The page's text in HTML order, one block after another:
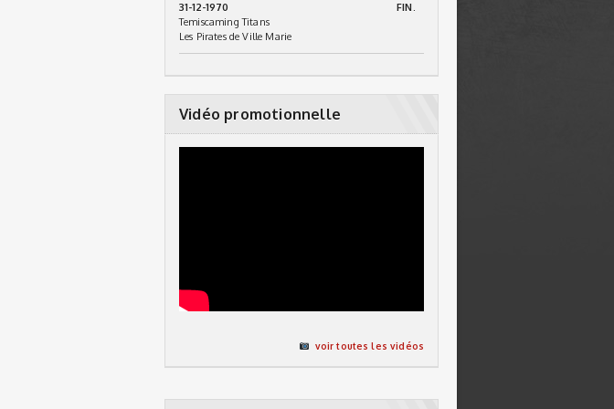
31-12-1970
FIN.
Temiscaming Titans
Les Pirates de Ville Marie
Vidéo promotionnelle
voir toutes les vidéos